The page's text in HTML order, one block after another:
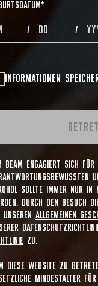
*
/ DAYS /
INFORMATIONEN
BEAM ENGAGIERT SICH FÜR
SOLLTE IMMER NUR IN
DURCH DEN BESUCH
UNSEREN ALLGEMEINEN
ZU.
DIESE WEBSITE ZU
MINDESTALTER